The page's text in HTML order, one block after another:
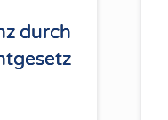
durch